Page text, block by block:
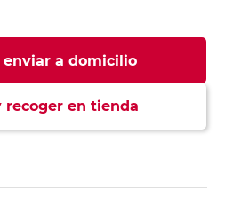
a domicilio
recoger en tienda